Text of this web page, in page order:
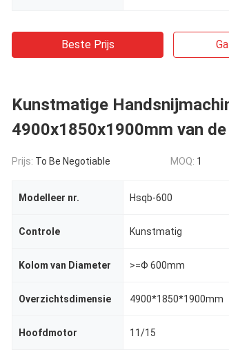
Beste Prijs
Kunstmatige
4900x1850x1900mm van de
Prijs: To Be Negotiable MOQ: 1
Modelleer nr. Hsqb-600
Controle Kunstmatig
Kolom van Diameter >=Φ 600mm
Overzichtsdimensie 4900*1850*1900mm
Hoofdmotor 11/15